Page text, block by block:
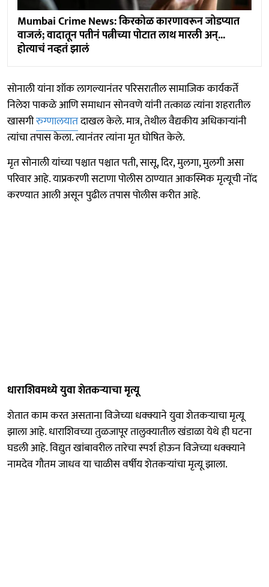
Mumbai Crime News: किरकोळ कारणावरून जोडप्यात
वाजलं; वादातून पतीनं पत्नीच्या पोटात लाथ मारली अन्...
होत्याचं नव्हतं झालं
सोनाली यांना शॉक लागल्यानंतर परिसरातील सामाजिक कार्यकर्ते
निलेश पाकळे आणि समाधान सोनवणे यांनी तत्काळ त्यांना शहरातील
खासगीरुग्णालयातदाखल केले. मात्र, तेथील वैद्यकीय अधिकाऱ्यांनी
त्यांचा तपास केला. त्यानंतर त्यांना मृत घोषित केले.
मृत सोनाली यांच्या पश्चात पश्चात पती, सासू, दिर, मुलगा, मुलगी असा
परिवार आहे. याप्रकरणी सटाणा पोलीस ठाण्यात आकस्मिक मृत्यूची नोंद
करण्यात आली असून पुढील तपास पोलीस करीत आहे.
धाराशिवमध्ये युवा शेतकऱ्याचा मृत्यू
शेतात काम करत असताना विजेच्या धक्क्याने युवा शेतकऱ्याचा मृत्यू
झाला आहे. धाराशिवच्या तुळजापूर तालुक्यातील खंडाळा येथे ही घटना
घडली आहे. विद्युत खांबावरील तारेचा स्पर्श होऊन विजेच्या धक्क्याने
नामदेव गौतम जाधव या चाळीस वर्षीय शेतकऱ्यांचा मृत्यू झाला.